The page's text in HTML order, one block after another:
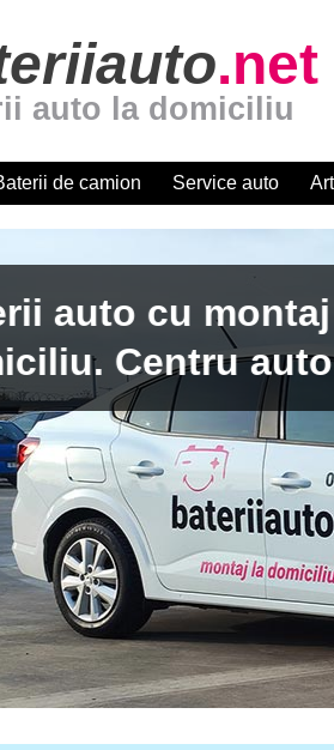
.net
auto la domiciliu
de camion Service auto
montaj rapid la
autorizat